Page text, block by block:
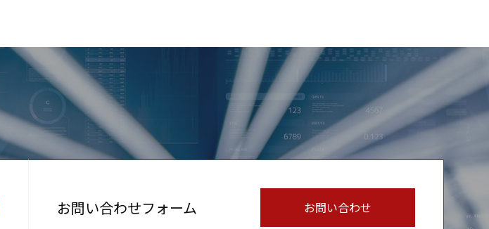
お問い合わせフォーム お問い合わせ